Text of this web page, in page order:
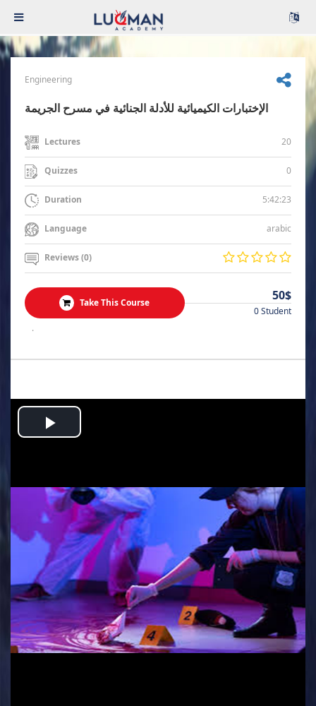
Engineering
الإختبارات الكيميائية للأدلة الجنائية في مسرح الجريمة
Lectures 20
Quizzes 0
Duration 5:42:23
Language arabic
Reviews (0)
Take This Course 50$
0 Student
.
Play